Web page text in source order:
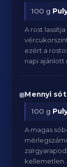
100 g
A rost
ezért a
napi ajánlott
Mennyi
100 g
A magas
kellemetlen.